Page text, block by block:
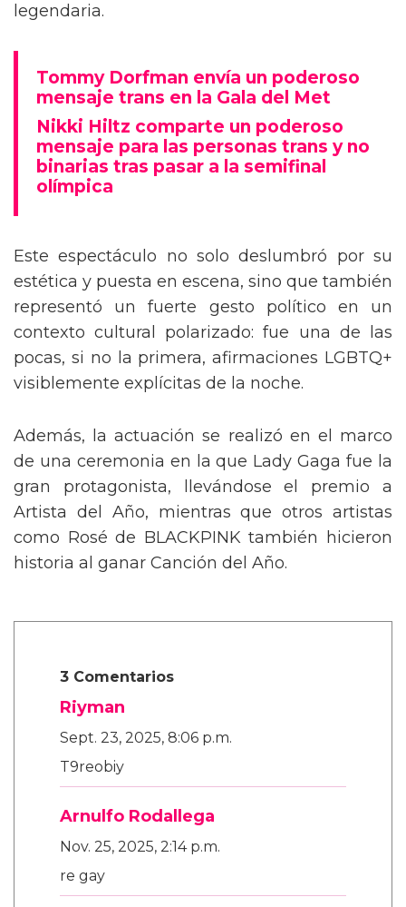
legendaria.
Tommy Dorfman envía un poderoso
mensaje trans en la Gala del Met
Nikki Hiltz comparte un poderoso
mensaje para las personas trans y no
binarias tras pasar a la semifinal
olímpica
Este espectáculo no solo deslumbró por su
estética y puesta en escena, sino que también
representó un fuerte gesto político en un
contexto cultural polarizado: fue una de las
pocas, si no la primera, afirmaciones LGBTQ+
visiblemente explícitas de la noche.
Además, la actuación se realizó en el marco
de una ceremonia en la que Lady Gaga fue la
gran protagonista, llevándose el premio a
Artista del Año, mientras que otros artistas
como Rosé de BLACKPINK también hicieron
historia al ganar Canción del Año.
3 Comentarios
Riyman
Sept. 23, 2025, 8:06 p.m.
T9reobiy
Arnulfo Rodallega
Nov. 25, 2025, 2:14 p.m.
re gay